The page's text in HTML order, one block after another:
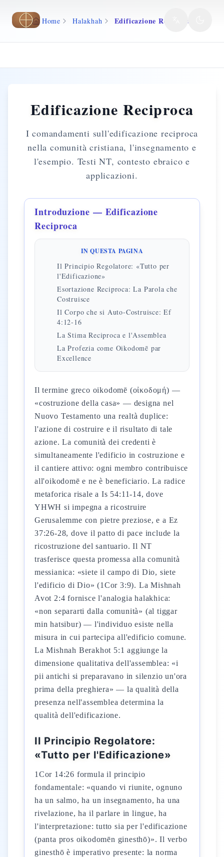
Vai al contenuto principale
Home Halakhah Edificazione Reciproca
Edificazione Reciproca
I comandamenti sull'edificazione reciproca
nella comunità cristiana, l'insegnamento e
l'esempio. Testi NT, contesto ebraico e
applicazioni.
Introduzione — Edificazione
Reciproca
IN QUESTA PAGINA
Il Principio Regolatore: «Tutto per
l'Edificazione»
Esortazione Reciproca: La Parola che
Costruisce
Il Corpo che si Auto-Costruisce: Ef
4:12-16
La Stima Reciproca e l'Assemblea
La Profezia come Oikodomē par
Excellence
Il termine greco oikodomē (οἰκοδομή) —
«costruzione della casa» — designa nel
Nuovo Testamento una realtà duplice:
l'azione di costruire e il risultato di tale
azione. La comunità dei credenti è
simultaneamente l'edificio in costruzione e
il cantiere attivo: ogni membro contribuisce
all'oikodomē e ne è beneficiario. La radice
metaforica risale a Is 54:11-14, dove
YHWH si impegna a ricostruire
Gerusalemme con pietre preziose, e a Ez
37:26-28, dove il patto di pace include la
ricostruzione del santuario. Il NT
trasferisce questa promessa alla comunità
messianica: «siete il campo di Dio, siete
l'edificio di Dio» (1Cor 3:9). La Mishnah
Avot 2:4 fornisce l'analogia halakhica:
«non separarti dalla comunità» (al tiggar
min hatsibur) — l'individuo esiste nella
misura in cui partecipa all'edificio comune.
La Mishnah Berakhot 5:1 aggiunge la
dimensione qualitativa dell'assemblea: «i
pii antichi si preparavano in silenzio un'ora
prima della preghiera» — la qualità della
presenza nell'assemblea determina la
qualità dell'edificazione.
Il Principio Regolatore:
«Tutto per l'Edificazione»
1Cor 14:26 formula il principio
fondamentale: «quando vi riunite, ognuno
ha un salmo, ha un insegnamento, ha una
rivelazione, ha il parlare in lingue, ha
l'interpretazione: tutto sia per l'edificazione
(panta pros oikodomēn ginesthō)». Il verbo
ginesthō è imperativo presente: la norma